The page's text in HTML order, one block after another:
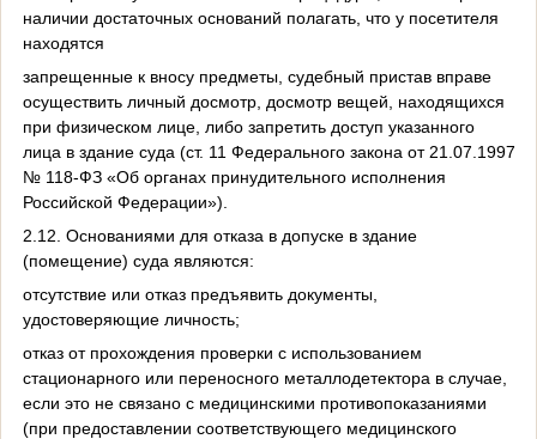
наличии достаточных оснований полагать, что у посетителя
находятся
запрещенные к вносу предметы, судебный пристав вправе
осуществить личный досмотр, досмотр вещей, находящихся
при физическом лице, либо запретить доступ указанного
лица в здание суда (ст. 11 Федерального закона от 21.07.1997
№ 118-ФЗ «Об органах принудительного исполнения
Российской Федерации»).
2.12. Основаниями для отказа в допуске в здание
(помещение) суда являются:
отсутствие или отказ предъявить документы,
удостоверяющие личность;
отказ от прохождения проверки с использованием
стационарного или переносного металлодетектора в случае,
если это не связано с медицинскими противопоказаниями
(при предоставлении соответствующего медицинского